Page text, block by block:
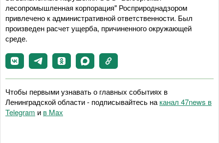
лесопромышленная корпорация" Росприроднадзором
привлечено к административной ответственности. Был
произведен расчет ущерба, причиненного окружающей
среде.
Чтобы первыми узнавать о главных событиях в
Ленинградской области - подписывайтесь на канал 47news в
Telegram и в Maх